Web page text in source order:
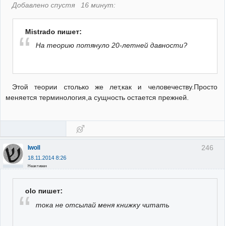
Добавлено спустя 16 минут:
Mistrado пишет:
На теорию потянуло 20-летней давности?
Этой теории столько же лет,как и человечеству.Просто
меняется терминология,а сущность остается прежней.
246
Iwoll
18.11.2014 8:26
Неактивен
olo пишет:
тока не отсылай меня книжку читать